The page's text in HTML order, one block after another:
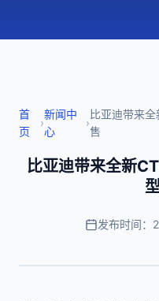
首
页
›
新闻中
心
›
比亚迪带来
售
比亚迪带来全新
发布时间